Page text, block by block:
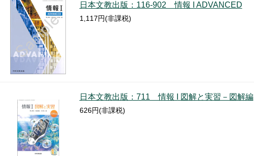
日本文教出版：116-902 情報 I ADVANCED
1,117円(非課税)
日本文教出版：711 情報 I 図解と実習－図解編
626円(非課税)